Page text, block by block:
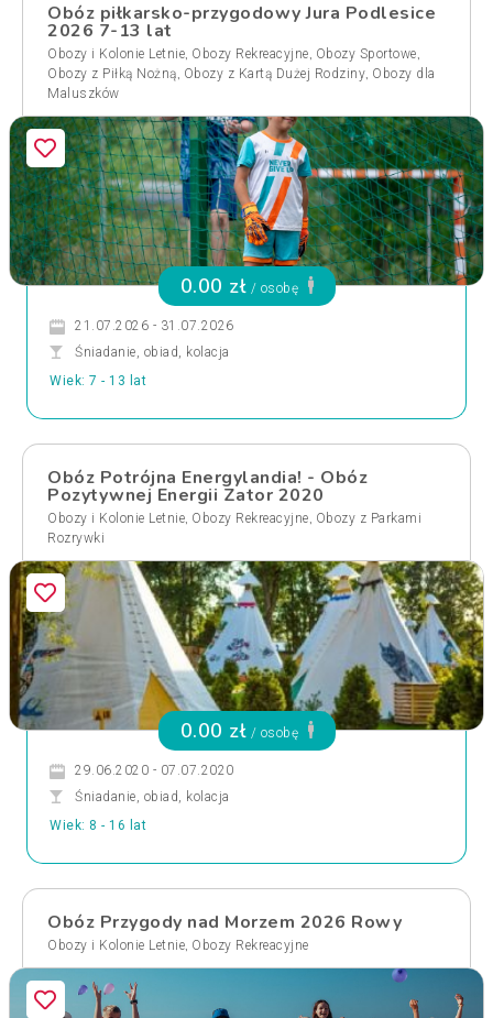
Obóz piłkarsko-przygodowy Jura Podlesice
2026 7-13 lat
Obozy i Kolonie Letnie, Obozy Rekreacyjne, Obozy Sportowe,
Obozy z Piłką Nożną, Obozy z Kartą Dużej Rodziny, Obozy dla
Maluszków
0.00 zł / osobę
21.07.2026 - 31.07.2026
Śniadanie, obiad, kolacja
Wiek: 7 - 13 lat
Obóz Potrójna Energylandia! - Obóz
Pozytywnej Energii Zator 2020
Obozy i Kolonie Letnie, Obozy Rekreacyjne, Obozy z Parkami
Rozrywki
0.00 zł / osobę
29.06.2020 - 07.07.2020
Śniadanie, obiad, kolacja
Wiek: 8 - 16 lat
Obóz Przygody nad Morzem 2026 Rowy
Obozy i Kolonie Letnie, Obozy Rekreacyjne